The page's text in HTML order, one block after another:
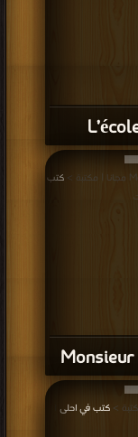
كتب
كتب في احلى